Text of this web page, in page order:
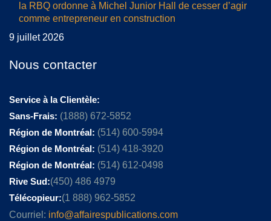
la RBQ ordonne à Michel Junior Hall de cesser d’agir
comme entrepreneur en construction
9 juillet 2026
Nous contacter
Service à la Clientèle:
Sans-Frais: (1888) 672-5852
Région de Montréal: (514) 600-5994
Région de Montréal: (514) 418-3920
Région de Montréal: (514) 612-0498
Rive Sud:(450) 486 4979
Télécopieur:(1 888) 962-5852
Courriel: info@affairespublications.com